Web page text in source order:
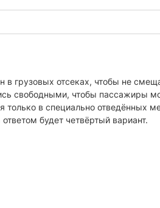
в грузовых отсеках, чтобы не
свободными, чтобы пассажиры
только в специально отведённых
будет четвёртый вариант.